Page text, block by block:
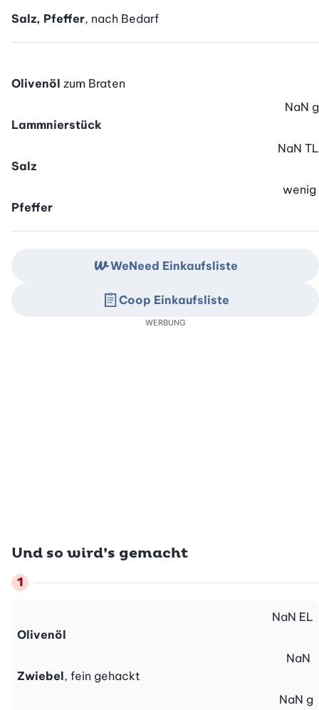
Salz, Pfeffer, nach Bedarf
Olivenöl zum Braten
Lammnierstück
NaN g
Salz
NaN TL
Pfeffer
wenig
Und so wird’s gemacht
Olivenöl
NaN EL
Zwiebel, fein gehackt
NaN
NaN g
WeNeed Einkaufsliste
Coop Einkaufsliste
WERBUNG